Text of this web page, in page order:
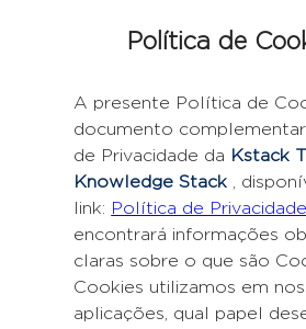
Política de
A presente Política de
documento
de Privacidade da Kstack
Knowledge Stack
,
link: Política de Privacidade
encontrará informações
claras sobre o que são
Cookies utilizamos em
aplicações, qual papel